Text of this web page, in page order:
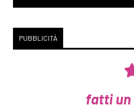
PUBBLICITÀ
fatti un